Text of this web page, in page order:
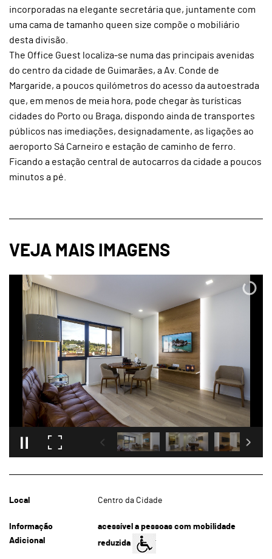
incorporadas na elegante secretária que, juntamente com
uma cama de tamanho queen size compõe o mobiliário
desta divisão.
The Office Guest localiza-se numa das principais avenidas
do centro da cidade de Guimarães, a Av. Conde de
Margaride, a poucos quilómetros do acesso da autoestrada
que, em menos de meia hora, pode chegar às turísticas
cidades do Porto ou Braga, dispondo ainda de transportes
públicos nas imediações, designadamente, as ligações ao
aeroporto Sá Carneiro e estação de caminho de ferro.
Ficando a estação central de autocarros da cidade a poucos
minutos a pé.
Local Centro da Cidade
Informação
Adicional
acessível a pessoas com mobilidade
reduzida